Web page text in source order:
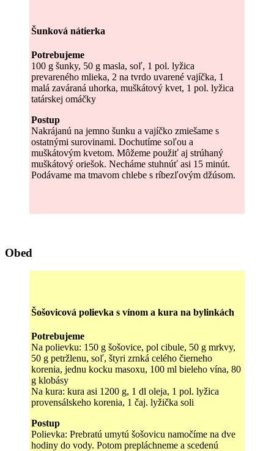
Šunková nátierka
Potrebujeme
100 g šunky, 50 g masla, soľ, 1 pol. lyžica
prevareného mlieka, 2 na tvrdo uvarené vajíčka, 1
malá zaváraná uhorka, muškátový kvet, 1 pol. lyžica
tatárskej omáčky
Postup
Nakrájanú na jemno šunku a vajíčko zmiešame s
ostatnými surovinami. Dochutíme soľou a
muškátovým kvetom. Môžeme použiť aj strúhaný
muškátový oriešok. Necháme stuhnúť asi 15 minút.
Podávame ma tmavom chlebe s ríbezľovým džúsom.
Obed
Šošovicová polievka s vínom a kura na bylinkách
Potrebujeme
Na polievku: 150 g šošovice, pol cibule, 50 g mrkvy,
50 g petržlenu, soľ, štyri zrnká celého čierneho
korenia, jednu kocku masoxu, 100 ml bieleho vína, 80
g klobásy
Na kura: kura asi 1200 g, 1 dl oleja, 1 pol. lyžica
provensálskeho korenia, 1 čaj. lyžička soli
Postup
Polievka: Prebratú umytú šošovicu namočíme na dve
hodiny do vody. Potom prepláchneme a scedenú